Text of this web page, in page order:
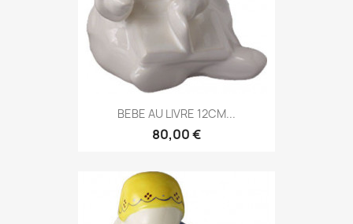
BEBE AU LIVRE 12CM...
80,00 €